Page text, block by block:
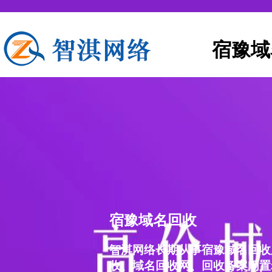
宿豫
宿豫域名回收
智淇网络长期从事宿豫域名回
收、域名回收网、回收备案闲